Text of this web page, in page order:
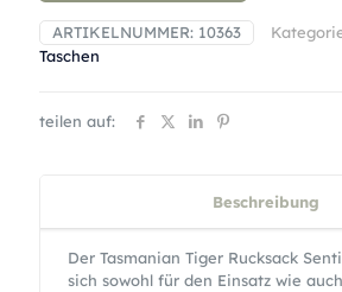
ARTIKELNUMMER: 10363
Taschen
teilen auf:
Beschreibung
Der Tasmanian Tiger Rucksack
sich sowohl für den Einsatz wie